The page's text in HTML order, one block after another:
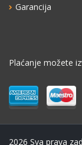
Garancija
Plaćanje možete
2026 Sva prava